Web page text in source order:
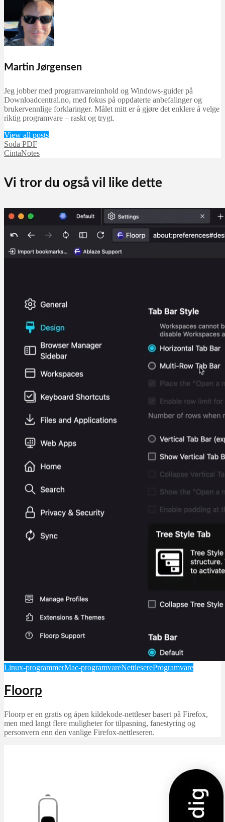
Martin Jørgensen
Jeg jobber med programvareinnhold og Windows-guider på
Downloadcentral.no, med fokus på oppdaterte anbefalinger og
brukervennlige forklaringer. Målet mitt er å gjøre det enklere å velge
riktig programvare – raskt og trygt.
View all posts
Soda PDF
CintaNotes
Vi tror du også vil like dette
Linux-programmerMac-programvareNettlesereProgramvare
Floorp
Floorp er en gratis og åpen kildekode-nettleser basert på Firefox,
men med langt flere muligheter for tilpasning, fanestyring og
personvern enn den vanlige Firefox-nettleseren.